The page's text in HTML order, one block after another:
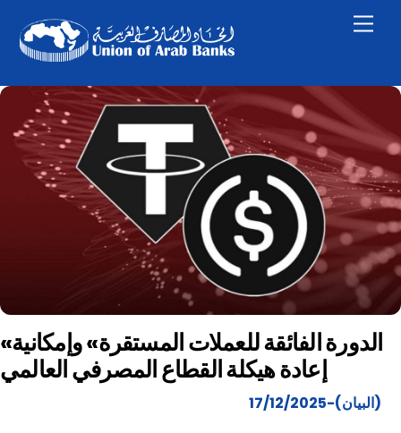
content
«الدورة الفائقة للعملات المستقرة» وإمكانية
إعادة هيكلة القطاع المصرفي العالمي
(البيان)-17/12/2025